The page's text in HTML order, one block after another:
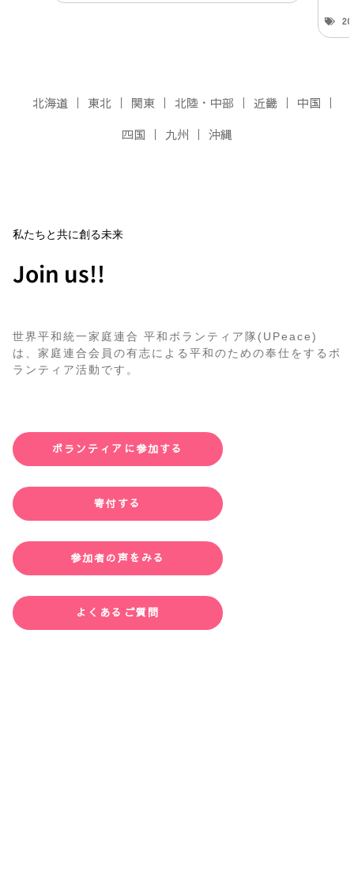
北海道 東北 関東 北陸・中部 近畿
中国
四国
九州 沖縄
私たちと共に創る未来
Join us!!
世界平和統一家庭連合 平和ボランティア隊(UPeace)
は、家庭連合会員の有志による平和のための奉仕をするボ
ランティア活動です。
ボランティアに参加する
寄付する
参加者の声をみる
よくあるご質問